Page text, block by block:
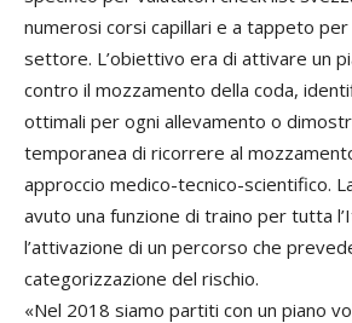
numerosi corsi capillari e a tappeto
settore. L’obiettivo era di attivare un
contro il mozzamento della coda,
ottimali per ogni allevamento o
temporanea di ricorrere al
approccio medico-tecnico-scientifico.
avuto una funzione di traino per tutta
l’attivazione di un percorso che
categorizzazione del rischio.
«Nel 2018 siamo partiti con un piano